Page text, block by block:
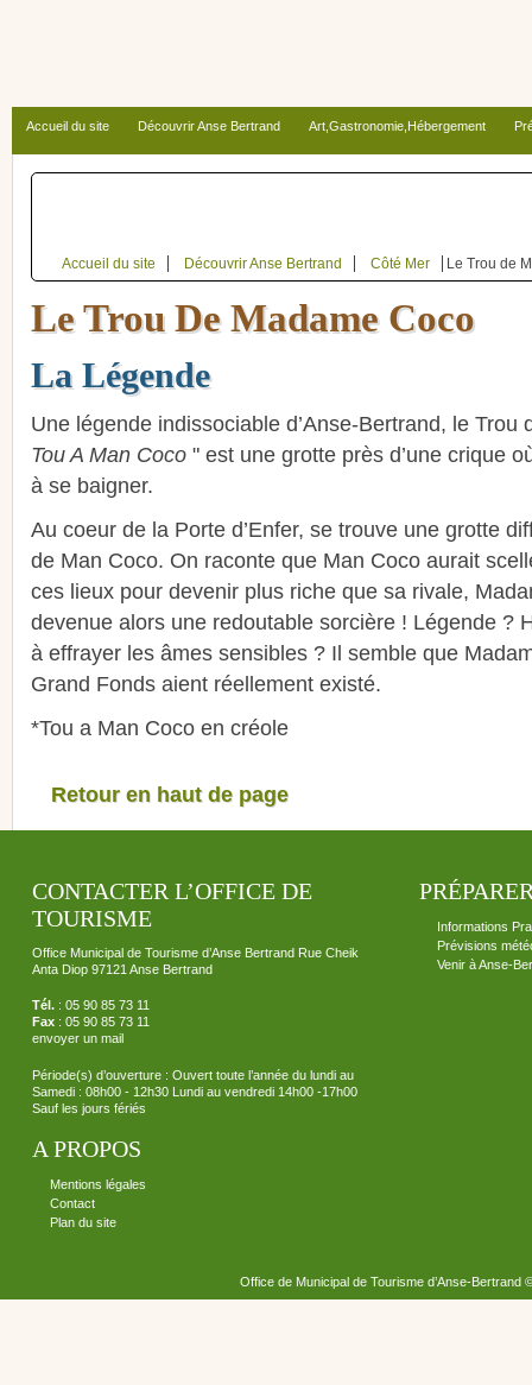
Accueil du site Découvrir Anse Bertrand Art,Gastronomie,Hébergement
Autour d’Anse Bertrand
Accueil du site Découvrir Anse Bertrand Côté Mer Le Trou de
Le Trou De Madame Coco
La Légende
Une légende indissociable d’Anse-Bertrand, le Trou
Tou A Man Coco " est une grotte près d’une crique
à se baigner.
Au coeur de la Porte d’Enfer, se trouve une grotte
de Man Coco. On raconte que Man Coco aurait
ces lieux pour devenir plus riche que sa rivale,
devenue alors une redoutable sorcière ! Légende ?
à effrayer les âmes sensibles ? Il semble que
Grand Fonds aient réellement existé.
*Tou a Man Coco en créole
Retour en haut de page
CONTACTER L’OFFICE DE
TOURISME
Office Municipal de Tourisme d’Anse Bertrand Rue Cheik
Anta Diop 97121 Anse Bertrand
Tél. : 05 90 85 73 11
Fax : 05 90 85 73 11
envoyer un mail
Période(s) d’ouverture : Ouvert toute l’année du lundi au
Samedi : 08h00 - 12h30 Lundi au vendredi 14h00 -17h00
Sauf les jours fériés
A PROPOS
Mentions légales
Contact
Plan du site
Informations
Prévisions
Venir à Anse-
Office de Municipal de Tourisme d’Anse-